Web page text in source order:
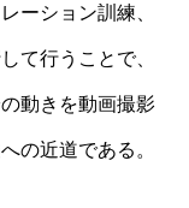
ーション訓練、
て行うことで、
動きを動画撮影
の近道である。